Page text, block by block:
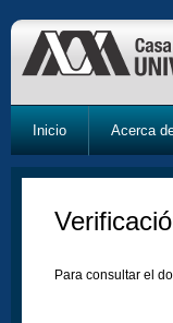
Inicio Acerca
Para consultar el